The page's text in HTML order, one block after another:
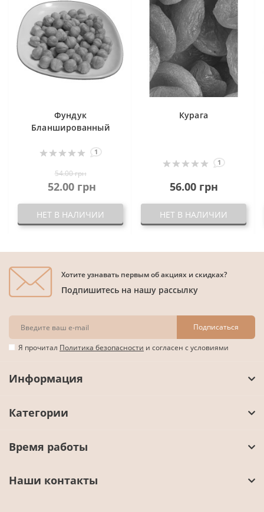
Фундук
Бланшированный
1
54.00 грн
52.00 грн
НЕТ В НАЛИЧИИ
Курага
1
56.00 грн
НЕТ В НАЛИЧИИ
Хотите узнавать первым об акциях и скидках?
Подпишитесь на нашу рассылку
Подписаться
Я прочитал Политика безопасности и согласен с условиями
Информация
Категории
Время работы
Наши контакты